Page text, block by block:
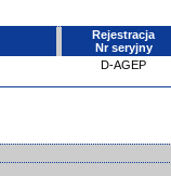
Rejestracja
Nr seryjny
D-AGEP